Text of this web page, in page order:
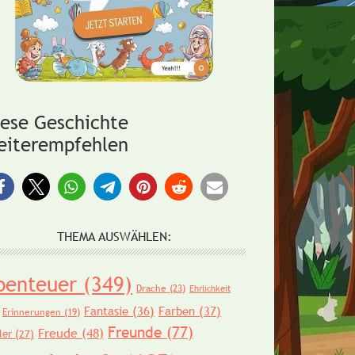
Geschichte
THEMA AUSWÄHLEN:
(349) Drache (23) Ehrlichkeit
Erinnerungen (19) Fantasie (36) Farben (37)
(27) Freude (48) Freunde (77)